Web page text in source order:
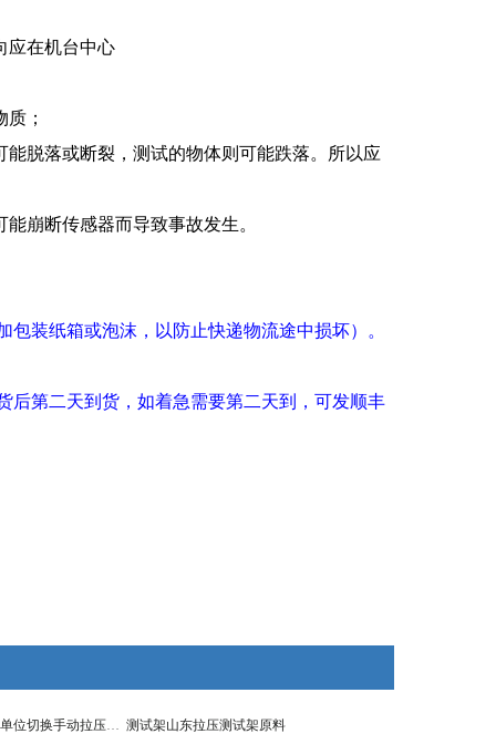
应在机台中心
；
脱落或断裂，测试的物体则可能跌落。所以应
崩断传感器而导致事故发生。
包装纸箱或泡沫，以防止快递物流途中损坏）
。
后第二天到货，如着急需要第二天到，可发顺丰
手动拉压测试架多单位切换手动拉压测试架 测试架山东拉压测试架原料